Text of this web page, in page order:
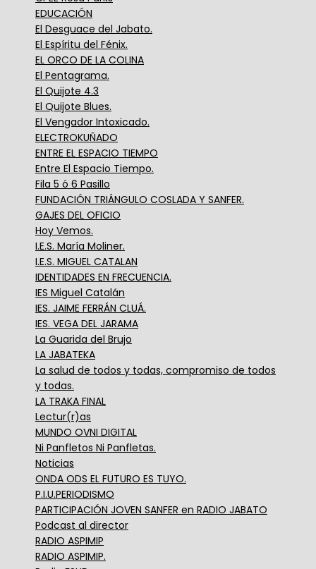
EDUCACIÓN
El Desguace del Jabato.
El Espíritu del Fénix.
EL ORCO DE LA COLINA
El Pentagrama.
El Quijote 4.3
El Quijote Blues.
El Vengador Intoxicado.
ELECTROKUÑADO
ENTRE EL ESPACIO TIEMPO
Entre El Espacio Tiempo.
Fila 5 ó 6 Pasillo
FUNDACIÓN TRIÁNGULO COSLADA Y SANFER.
GAJES DEL OFICIO
Hoy Vemos.
I.E.S. María Moliner.
I.E.S. MIGUEL CATALAN
IDENTIDADES EN FRECUENCIA.
IES Miguel Catalán
IES. JAIME FERRÁN CLUÁ.
IES. VEGA DEL JARAMA
La Guarida del Brujo
LA JABATEKA
La salud de todos y todas, compromiso de todos
y todas.
LA TRAKA FINAL
Lectur(r)as
MUNDO OVNI DIGITAL
Ni Panfletos Ni Panfletas.
Noticias
ONDA ODS EL FUTURO ES TUYO.
P.I.U.PERIODISMO
PARTICIPACIÓN JOVEN SANFER en RADIO JABATO
Podcast al director
RADIO ASPIMIP
RADIO ASPIMIP.